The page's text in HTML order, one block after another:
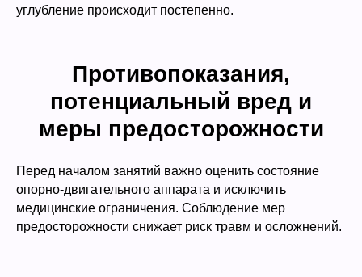
углубление происходит постепенно.
Противопоказания,
потенциальный вред и
меры предосторожности
Перед началом занятий важно оценить состояние
опорно-двигательного аппарата и исключить
медицинские ограничения. Соблюдение мер
предосторожности снижает риск травм и осложнений.